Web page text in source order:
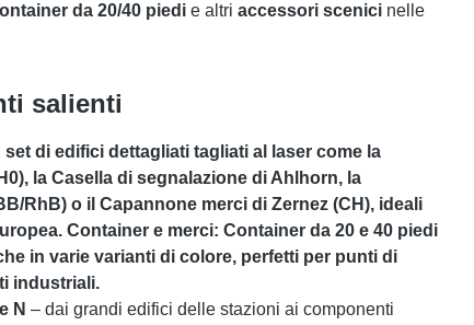
da 20/40 piedi e altri accessori scenici nelle
salienti
di edifici dettagliati tagliati al laser come la
, la Casella di segnalazione di Ahlhorn, la
RhB) o il Capannone merci di Zernez (CH), ideali
Container e merci: Container da 20 e 40 piedi
in varie varianti di colore, perfetti per punti di
industriali.
N – dai grandi edifici delle stazioni ai componenti